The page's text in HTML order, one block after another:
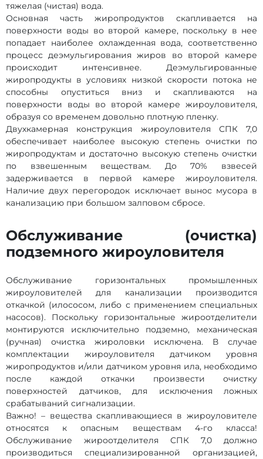
тяжелая (чистая) вода.
Основная часть жиропродуктов скапливается на
поверхности воды во второй камере, поскольку в нее
попадает наиболее охлажденная вода, соответственно
процесс деэмульгирования жиров во второй камере
происходит интенсивнее. Деэмульгированные
жиропродукты в условиях низкой скорости потока не
способны опуститься вниз и скапливаются на
поверхности воды во второй камере жироуловителя,
образуя со временем довольно плотную пленку.
Двухкамерная конструкция жироуловителя СПК 7,0
обеспечивает наиболее высокую степень очистки по
жиропродуктам и достаточно высокую степень очистки
по взвешенным веществам. До 70% взвесей
задерживается в первой камере жироуловителя.
Наличие двух перегородок исключает вынос мусора в
канализацию при большом залповом сбросе.
Обслуживание (очистка)
подземного жироуловителя
Обслуживание горизонтальных промышленных
жироуловителей для канализации производится
откачкой (илососом, либо с применением специальных
насосов). Поскольку горизонтальные жироотделители
монтируются исключительно подземно, механическая
(ручная) очистка жироловки исключена. В случае
комплектации жироуловителя датчиком уровня
жиропродуктов и/или датчиком уровня ила, необходимо
после каждой откачки произвести очистку
поверхностей датчиков, для исключения ложных
срабатываний сигнализации.
Важно! – вещества скапливающиеся в жироуловителе
относятся к опасным веществам 4-го класса!
Обслуживание жироотделителя СПК 7,0 должно
производиться специализированной организацией,